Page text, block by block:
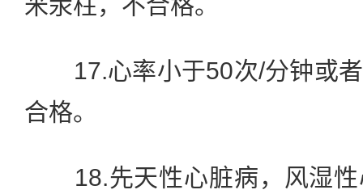
17.心率小于50次/分钟或者
合格。
18.先天性心脏病，风湿性